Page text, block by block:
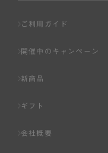
ページへの入力、ま
基づき判断した場合
ご利用ガイド
開催中のキャンペーン
新商品
ギフト
会社概要